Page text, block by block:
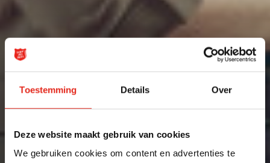
Toestemming Details Over
Deze website maakt gebruik van cookies
We gebruiken cookies om content en advertenties te